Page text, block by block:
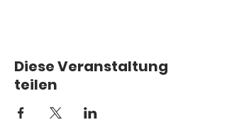
Diese Veranstaltung
teilen